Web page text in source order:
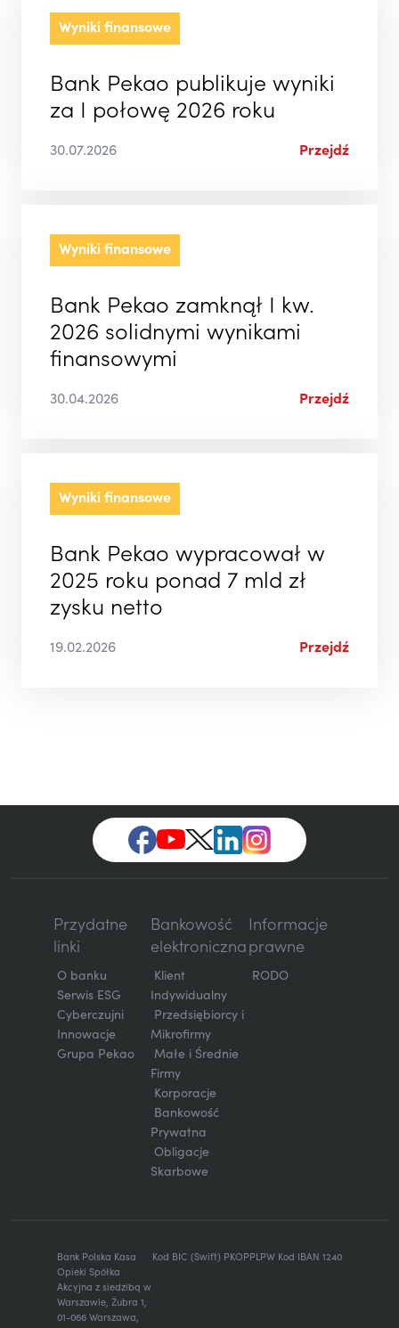
Wyniki finansowe
Bank Pekao publikuje wyniki
za I połowę 2026 roku
30.07.2026 Przejdź
Wyniki finansowe
Bank Pekao zamknął I kw.
2026 solidnymi wynikami
finansowymi
30.04.2026 Przejdź
Wyniki finansowe
Bank Pekao wypracował w
2025 roku ponad 7 mld zł
zysku netto
19.02.2026 Przejdź
Przydatne
linki
O banku
Serwis ESG
Cyberczujni
Innowacje
Grupa Pekao
Bankowość
elektroniczna
Klient
Indywidualny
Przedsiębiorcy i
Mikrofirmy
Małe i Średnie
Firmy
Korporacje
Bankowość
Prywatna
Obligacje
Skarbowe
Informacje
prawne
RODO
Bank Polska Kasa
Opieki Spółka
Akcyjna z siedzibą w
Warszawie, Żubra 1,
01-066 Warszawa,
Kod BIC (Swift) PKOPPLPW Kod IBAN 1240